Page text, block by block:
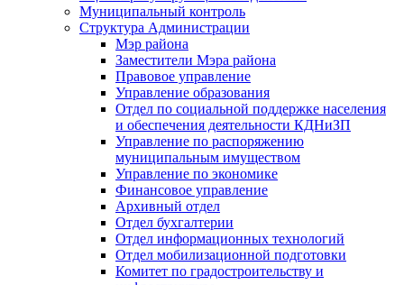
Муниципальный контроль
Структура Администрации
Мэр района
Заместители Мэра района
Правовое управление
Управление образования
Отдел по социальной поддержке населения
и обеспечения деятельности КДНиЗП
Управление по распоряжению
муниципальным имуществом
Управление по экономике
Финансовое управление
Архивный отдел
Отдел бухгалтерии
Отдел информационных технологий
Отдел мобилизационной подготовки
Комитет по градостроительству и